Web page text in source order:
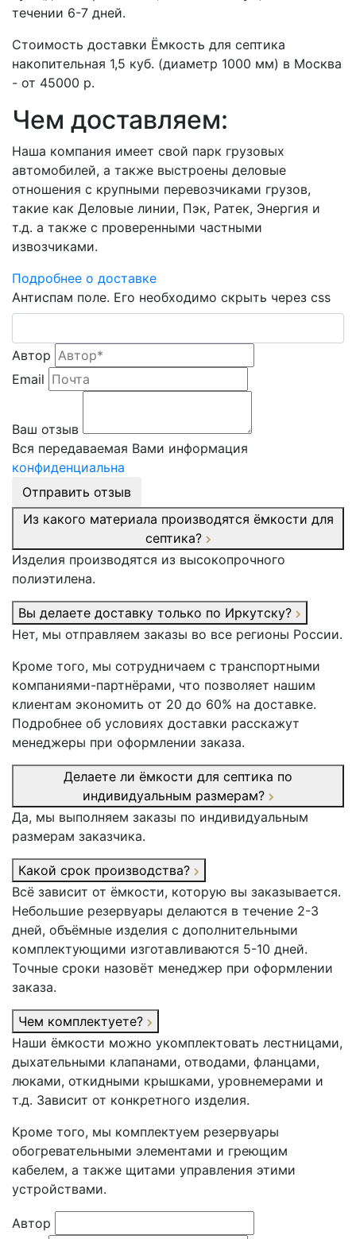
течении 6-7 дней.
Стоимость доставки Ёмкость для септика
накопительная 1,5 куб. (диаметр 1000 мм) в Москва
- от 45000 р.
Чем доставляем:
Наша компания имеет свой парк грузовых
автомобилей, а также выстроены деловые
отношения с крупными перевозчиками грузов,
такие как Деловые линии, Пэк, Ратек, Энергия и
т.д. а также с проверенными частными
извозчиками.
Подробнее о доставке
Антиспам поле. Его необходимо скрыть через css
Автор
Email
Ваш отзыв
Вся передаваемая Вами информация
конфиденциальна
Отправить отзыв
Из какого материала производятся ёмкости для
септика?
Изделия производятся из высокопрочного
полиэтилена.
Вы делаете доставку только по Иркутску?
Нет, мы отправляем заказы во все регионы России.
Кроме того, мы сотрудничаем с транспортными
компаниями-партнёрами, что позволяет нашим
клиентам экономить от 20 до 60% на доставке.
Подробнее об условиях доставки расскажут
менеджеры при оформлении заказа.
Делаете ли ёмкости для септика по
индивидуальным размерам?
Да, мы выполняем заказы по индивидуальным
размерам заказчика.
Какой срок производства?
Всё зависит от ёмкости, которую вы заказывается.
Небольшие резервуары делаются в течение 2-3
дней, объёмные изделия с дополнительными
комплектующими изготавливаются 5-10 дней.
Точные сроки назовёт менеджер при оформлении
заказа.
Чем комплектуете?
Наши ёмкости можно укомплектовать лестницами,
дыхательными клапанами, отводами, фланцами,
люками, откидными крышками, уровнемерами и
т.д. Зависит от конкретного изделия.
Кроме того, мы комплектуем резервуары
обогревательными элементами и греющим
кабелем, а также щитами управления этими
устройствами.
Автор